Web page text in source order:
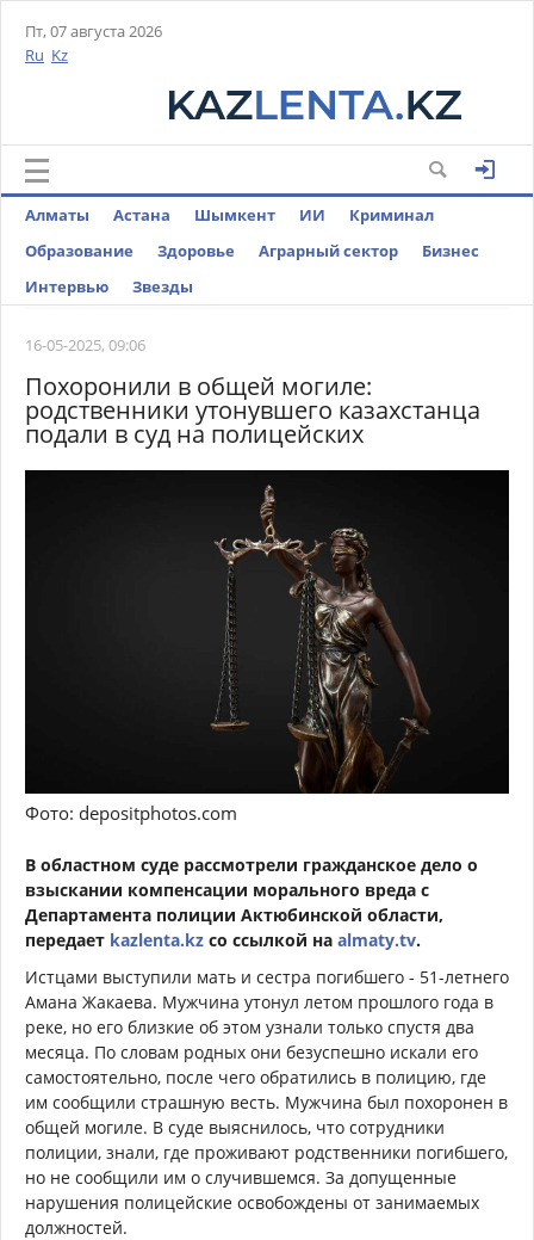
Пт, 07 августа 2026
Ru Kz
Алматы Астана Шымкент ИИ
Криминал
Образование
Здоровье Аграрный сектор
Бизнес
Интервью
Звезды
16-05-2025, 09:06
Похоронили в общей могиле:
родственники утонувшего казахстанца
подали в суд на полицейских
Фото: depositphotos.com
В областном суде рассмотрели гражданское дело о
взыскании компенсации морального вреда с
Департамента полиции Актюбинской области,
передает kazlenta.kz со ссылкой на almaty.tv.
Истцами выступили мать и сестра погибшего - 51-летнего
Амана Жакаева. Мужчина утонул летом прошлого года в
реке, но его близкие об этом узнали только спустя два
месяца. По словам родных они безуспешно искали его
самостоятельно, после чего обратились в полицию, где
им сообщили страшную весть. Мужчина был похоронен в
общей могиле. В суде выяснилось, что сотрудники
полиции, знали, где проживают родственники погибшего,
но не сообщили им о случившемся. За допущенные
нарушения полицейские освобождены от занимаемых
должностей.